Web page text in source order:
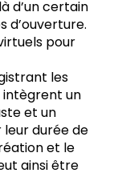
d’un certain
d’ouverture.
pour
les
intègrent un
et un
durée de
et le
ainsi être